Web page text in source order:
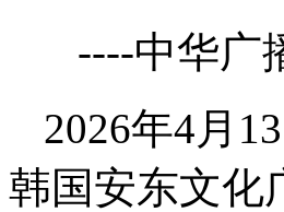
----中华广
2026年4月
韩国安东文化